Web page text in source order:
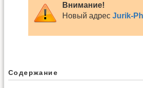
Внимание!
Новый адресJurik-
Содержание